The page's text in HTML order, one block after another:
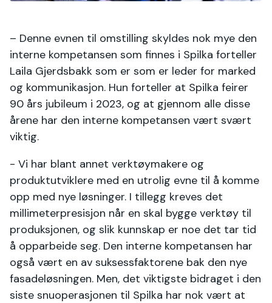
– Denne evnen til omstilling skyldes nok mye den
interne kompetansen som finnes i Spilka forteller
Laila Gjerdsbakk som er som er leder for marked
og kommunikasjon. Hun forteller at Spilka feirer
90 års jubileum i 2023, og at gjennom alle disse
årene har den interne kompetansen vært svært
viktig.
- Vi har blant annet verktøymakere og
produktutviklere med en utrolig evne til å komme
opp med nye løsninger. I tillegg kreves det
millimeterpresisjon når en skal bygge verktøy til
produksjonen, og slik kunnskap er noe det tar tid
å opparbeide seg. Den interne kompetansen har
også vært en av suksessfaktorene bak den nye
fasadeløsningen. Men, det viktigste bidraget i den
siste snuoperasjonen til Spilka har nok vært at